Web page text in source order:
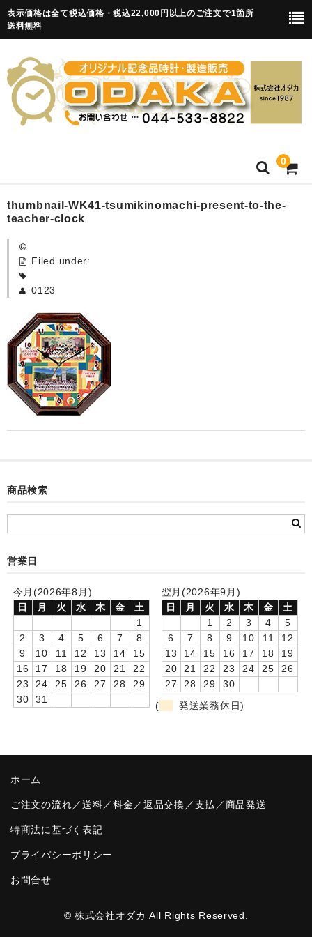
表示価格は全て税込価格・税込22,000円以上のご注文で1箇所
送料無料
0
HOME
目覚まし時計(集合)
知育目覚まし時計(集合・園舎)
カード付フォトフレームクロック(集合)
目覚まし時計(集合＋個別)
メロディ時計(集合)
音声時計(集合)
制服メモリー
お絵かきギャラリー
自作オリジナル時計
卒園DVDアルバム
園や先生への贈り物
卒業記念品
目覚まし時計(集合)
温湿度計付目覚まし時計
制服メモリー
thumbnail-WK41-tsumikinomachi-present-to-the-
teacher-clock
Filed under:
0123
商品検索
営業日
今月(2026年8月)
日
月 火 水 木 金
土
1
2
3 4 5 6 7
8
9
10 11 12 13 14
15
16
17 18 19 20 21
22
23
24 25 26 27 28
29
30
31
翌月(2026年9月)
日
月 火 水 木 金
土
1
2 3 4
5
6
7 8 9 10 11
12
13
14 15 16 17 18
19
20
21 22 23 24 25
26
27
28 29
30
(
発送業務休日)
ホーム
ご注文の流れ／送料／料金／返品交換／支払／商品発送
特商法に基づく表記
プライバシーポリシー
お問合せ
© 株式会社オダカ All Rights Reserved.